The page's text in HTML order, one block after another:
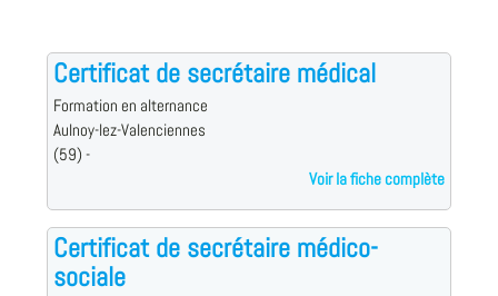
Certificat de secrétaire médical
Formation en alternance
Aulnoy-lez-Valenciennes
(59) -
Voir la fiche complète
Certificat de secrétaire médico-
sociale